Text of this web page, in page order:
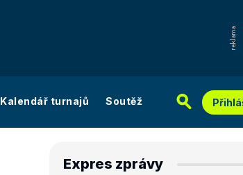
Kalendář turnajů Soutěž
Expres zprávy